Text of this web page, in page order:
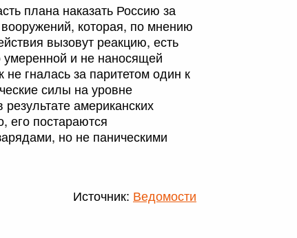
плана наказать Россию за
которая, по мнению
вызовут реакцию, есть
умеренной и не наносящей
гналась за паритетом один к
силы на уровне
американских
его постараются
но не паническими
Источник: Ведомости